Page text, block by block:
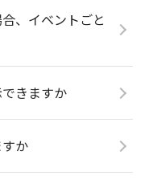
、イベントごと
きますか
か